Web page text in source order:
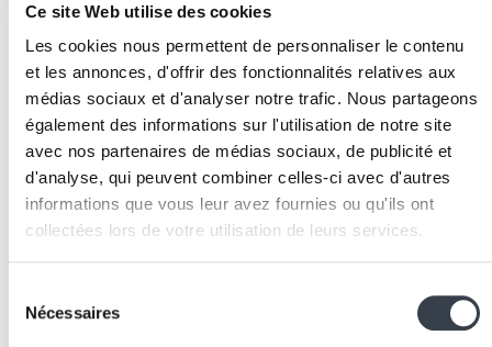
Ce site Web utilise des cookies
Les cookies nous permettent de personnaliser le contenu
et les annonces, d'offrir des fonctionnalités relatives aux
médias sociaux et d'analyser notre trafic. Nous partageons
également des informations sur l'utilisation de notre site
avec nos partenaires de médias sociaux, de publicité et
d'analyse, qui peuvent combiner celles-ci avec d'autres
informations que vous leur avez fournies ou qu'ils ont
collectées lors de votre utilisation de leurs services.
process your information.
Nécessaires
Mise en oeuvre
Analyse des parcours clients :identifier toutes les
interactions entre l'entreprise et ses clients
(documents échangés, demandes récurrentes,
de friction) pour définir les fonctionnalités
du portail.
Conception de l'expérience utilisateur :dessiner
parcours utilisateurcôté client en tenant compte de
Définition du modèle de sécurité :
concevoir le